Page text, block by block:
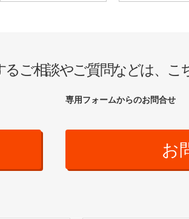
ご相談やご質問などは、こ
専用フォームからのお問合せ
お